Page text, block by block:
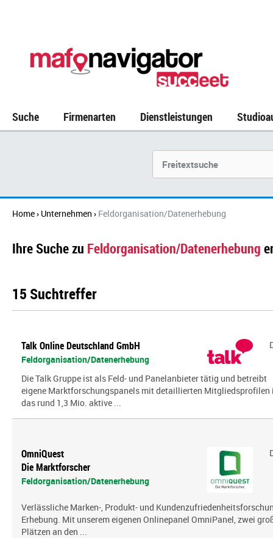
Suche Firmenarten Dienstleistungen
Home› Unternehmen › Feldorganisation/Datenerhebung
Ihre Suche zu Feldorganisation/Datenerhebung
15 Suchtreffer
Talk Online Deutschland GmbH
Feldorganisation/Datenerhebung
Die Talk Gruppe ist als Feld- und Panelanbieter tätig und betreibt
eigene Marktforschungspanels mit detaillierten Mitgliedsprofilen
das rund 1,3 Mio. aktive ...
OmniQuest
Die Marktforscher
Feldorganisation/Datenerhebung
Verlässliche Marken-, Produkt- und
Erhebung. Mit unserem eigenen Onlinepanel OmniPanel, zwei
Plätzen an den ...